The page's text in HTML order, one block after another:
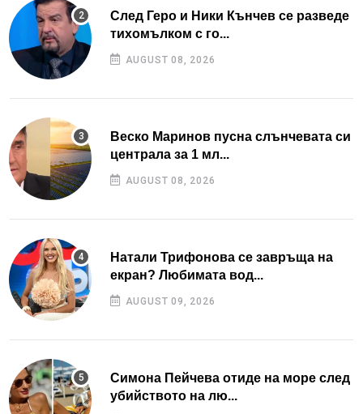
След Геро и Ники Кънчев се разведе
тихомълком с го...
AUGUST 08, 2026
Веско Маринов пусна слънчевата си
централа за 1 мл...
AUGUST 08, 2026
Натали Трифонова се завръща на
екран? Любимата вод...
AUGUST 09, 2026
Симона Пейчева отиде на море след
убийството на лю...